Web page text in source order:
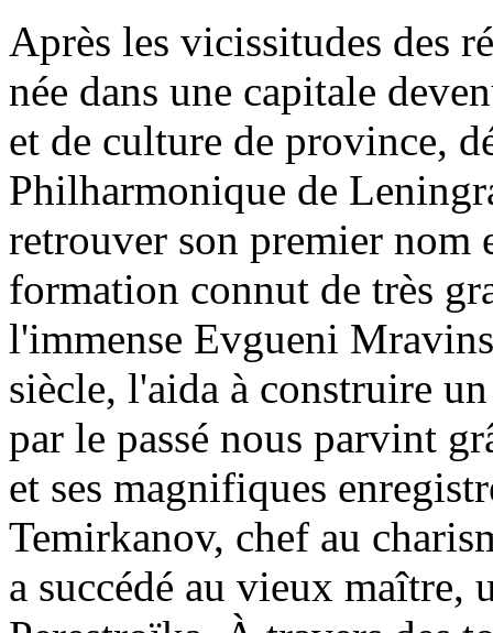
Après les vicissitudes des
née dans une capitale
et de culture de province,
Philharmonique de
retrouver son premier nom
formation connut de très
l'immense Evgueni
siècle, l'aida à construire
par le passé nous parvint
et ses magnifiques
Temirkanov, chef au
a succédé au vieux maître,